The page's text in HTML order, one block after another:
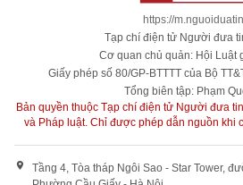
https://
Tạp chí điện tử Người đưa
Cơ quan chủ quản: Hội Luật
Giấy phép số 80/GP-BTTTT của Bộ
Tổng biên tập: Phạm
Bản quyền thuộc Tạp chí điện tử Người đưa
và Pháp luật. Chỉ được phép dẫn nguồn khi
Tầng 4, Tòa tháp Ngôi Sao - Star Tower,